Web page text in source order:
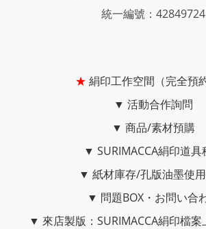
統一編號：42849724
★ 絹印工作空間（完全預
▼ 活動合作詢問
▼ 商品/素材預購
▼ SURIMACCA絹印道具
▼ 紙材庫存/孔版油墨使
▼ 問題BOX・お問い合
▼ 來店製版：SURIMACCA絹印檔